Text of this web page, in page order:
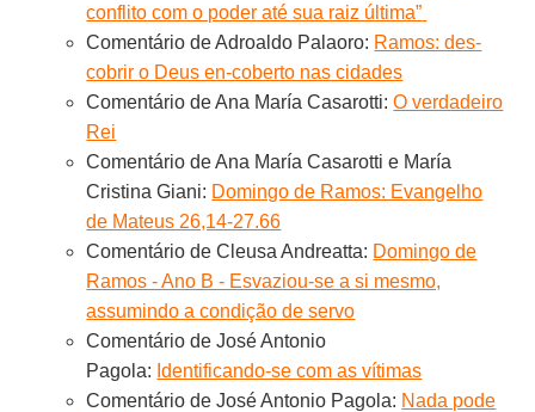
conflito com o poder até sua raiz última”
Comentário de Adroaldo Palaoro: Ramos: des-
cobrir o Deus en-coberto nas cidades
Comentário de Ana María Casarotti:O verdadeiro
Rei
Comentário de Ana María Casarotti e María
Cristina Giani: Domingo de Ramos: Evangelho
de Mateus 26,14-27.66
Comentário de Cleusa Andreatta: Domingo de
Ramos - Ano B - Esvaziou-se a si mesmo,
assumindo a condição de servo
Comentário de José Antonio
Pagola: Identificando-se com as vítimas
Comentário de José Antonio Pagola: Nada pode